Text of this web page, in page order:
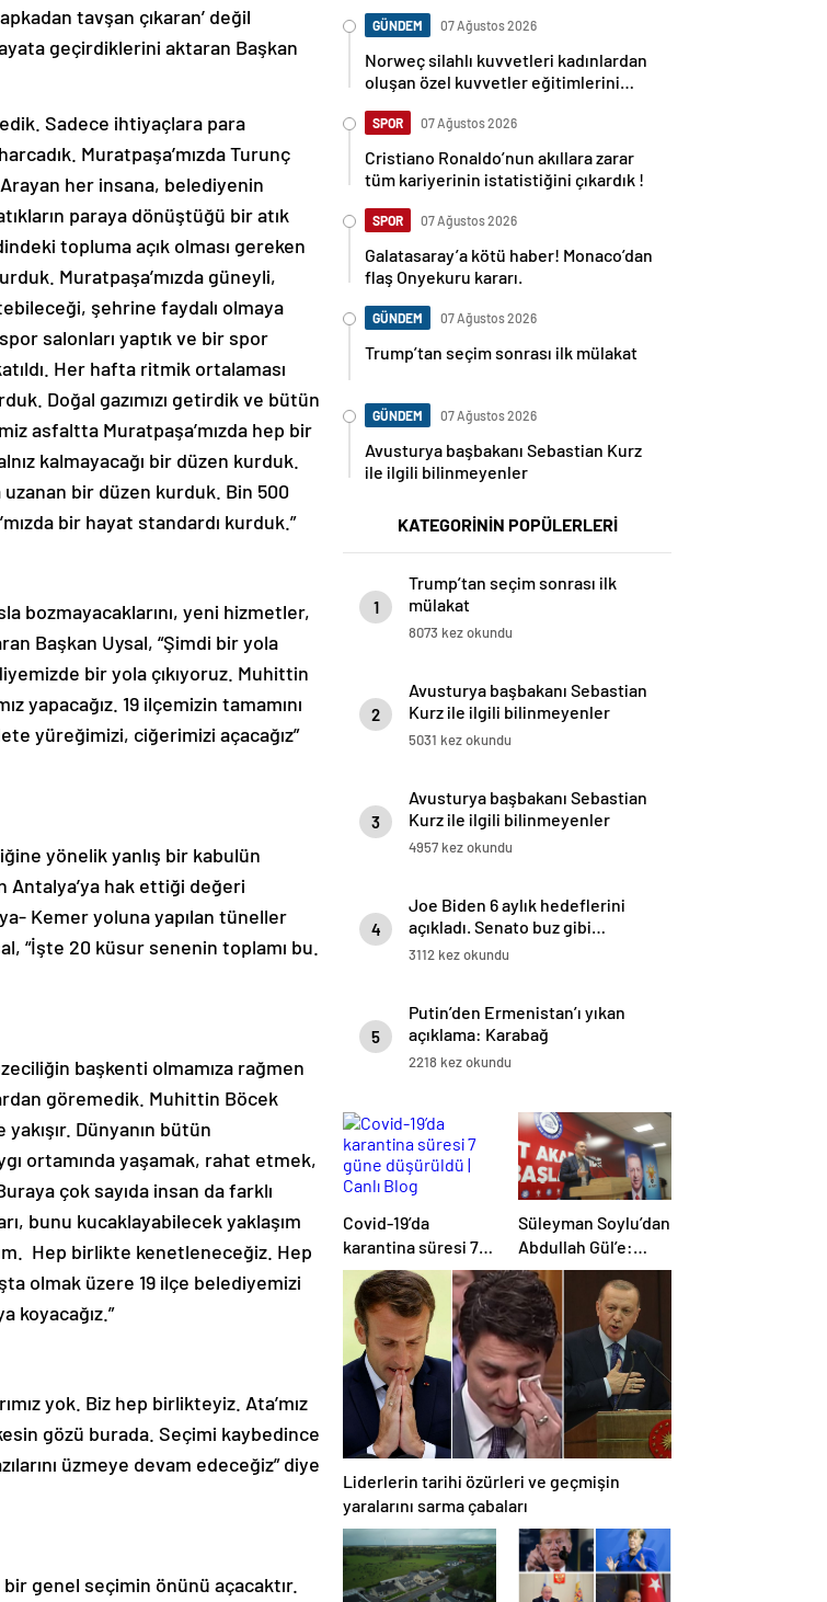
tavşan çıkaran’ değil
geçirdiklerini aktaran Başkan
Sadece ihtiyaçlara para
Muratpaşa’mızda Turunç
her insana, belediyenin
paraya dönüştüğü bir atık
topluma açık olması gereken
Muratpaşa’mızda güneyli,
şehrine faydalı olmaya
salonları yaptık ve bir spor
Her hafta ritmik ortalaması
Doğal gazımızı getirdik ve bütün
asfaltta Muratpaşa’mızda hep bir
kalmayacağı bir düzen kurduk.
uzanan bir düzen kurduk. Bin 500
bir hayat standardı kurduk.”
bozmayacaklarını, yeni hizmetler,
Başkan Uysal, “Şimdi bir yola
bir yola çıkıyoruz. Muhittin
yapacağız. 19 ilçemizin tamamını
yüreğimizi, ciğerimizi açacağız”
yönelik yanlış bir kabulün
Antalya’ya hak ettiği değeri
Kemer yoluna yapılan tüneller
“İşte 20 küsur senenin toplamı bu.
başkenti olmamıza rağmen
göremedik. Muhittin Böcek
Dünyanın bütün
ortamında yaşamak, rahat etmek,
çok sayıda insan da farklı
bunu kucaklayabilecek yaklaşım
Hep birlikte kenetleneceğiz. Hep
olmak üzere 19 ilçe belediyemizi
koyacağız.”
yok. Biz hep birlikteyiz. Ata’mız
gözü burada. Seçimi kaybedince
üzmeye devam edeceğiz” diye
bir genel seçimin önünü açacaktır.
GÜNDEM 07 Ağustos 2026
Norweç silahlı kuvvetleri kadınlardan
oluşan özel kuvvetler eğitimlerini
SPOR 07 Ağustos 2026
Cristiano Ronaldo’nun akıllara zarar
tüm kariyerinin istatistiğini çıkardık !
SPOR 07 Ağustos 2026
Galatasaray’a kötü haber! Monaco’dan
flaş Onyekuru kararı.
GÜNDEM 07 Ağustos 2026
Trump’tan seçim sonrası ilk mülakat
GÜNDEM 07 Ağustos 2026
Avusturya başbakanı Sebastian Kurz
ile ilgili bilinmeyenler
KATEGORİNİN POPÜLERLERİ
1
Trump’tan seçim sonrası ilk
mülakat
8073 kez okundu
2
Avusturya başbakanı Sebastian
Kurz ile ilgili bilinmeyenler
5031 kez okundu
3
Avusturya başbakanı Sebastian
Kurz ile ilgili bilinmeyenler
4957 kez okundu
4
Joe Biden 6 aylık hedeflerini
açıkladı. Senato buz gibi…
3112 kez okundu
5
Putin’den Ermenistan’ı yıkan
açıklama: Karabağ
Azerbaycan’ın ayrılmaz bir
2218 kez okundu
Covid-19’da
karantina süresi 7
güne düşürüldü |
Canlı Blog
Süleyman Soylu’dan
Abdullah Gül’e:
Yazıklar olsun size
Liderlerin tarihi özürleri ve geçmişin
yaralarını sarma çabaları